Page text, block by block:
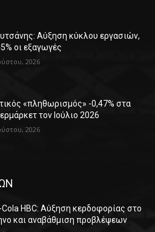
Αύξηση κύκλου εργασιών,
οι εξαγωγές
2026
«πληθωρισμός» -0,47% στα
τον Ιούλιο 2026
2026
Cola HBC: Αύξηση κερδοφορίας στο
και αναβάθμιση προβλέψεων